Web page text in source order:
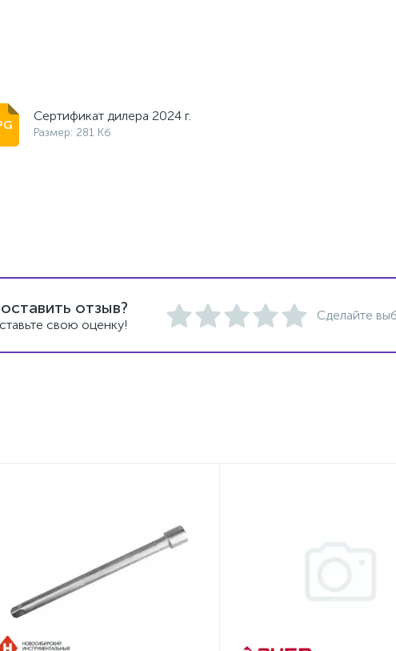
Сертификат дилера 2024 г.
Размер: 281 Кб
отзыв?
свою оценку!
Сделайте